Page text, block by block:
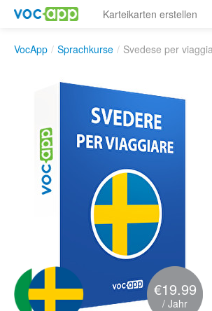
Karteikarten erstellen
VocApp / Sprachkurse / Svedese per
€19.99
/ Jahr